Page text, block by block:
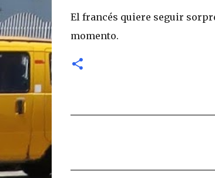
El francés quiere seguir
momento.